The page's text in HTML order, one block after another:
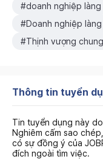
#doanh nghiệp làng
#Doanh nghiệp
#Thịnh vượng
Thông tin tuyển
Tin tuyển dụng này
Nghiêm cấm sao
có sự đồng ý của
đích ngoài tìm việc.